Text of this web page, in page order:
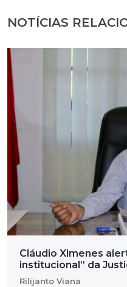
NOTÍCIAS
Cláudio Ximenes
institucional” da
Rilijanto Viana